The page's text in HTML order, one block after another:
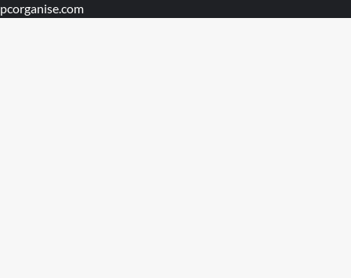
pcorganise.com